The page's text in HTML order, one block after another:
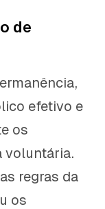
de
efetivo e
os
voluntária.
regras da
os